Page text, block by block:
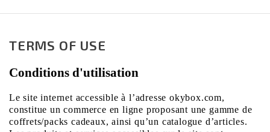
TERMS OF USE
Conditions d'utilisation
Le site internet accessible à l’adresse okybox.com,
constitue un commerce en ligne proposant une gamme de
coffrets/packs cadeaux, ainsi qu’un catalogue d’articles.